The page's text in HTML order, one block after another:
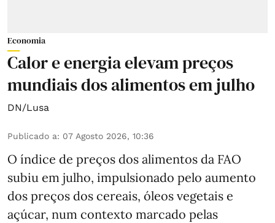
Economia
Calor e energia elevam preços
mundiais dos alimentos em julho
DN/Lusa
Publicado a: 07 Agosto 2026, 10:36
O índice de preços dos alimentos da FAO
subiu em julho, impulsionado pelo aumento
dos preços dos cereais, óleos vegetais e
açúcar, num contexto marcado pelas